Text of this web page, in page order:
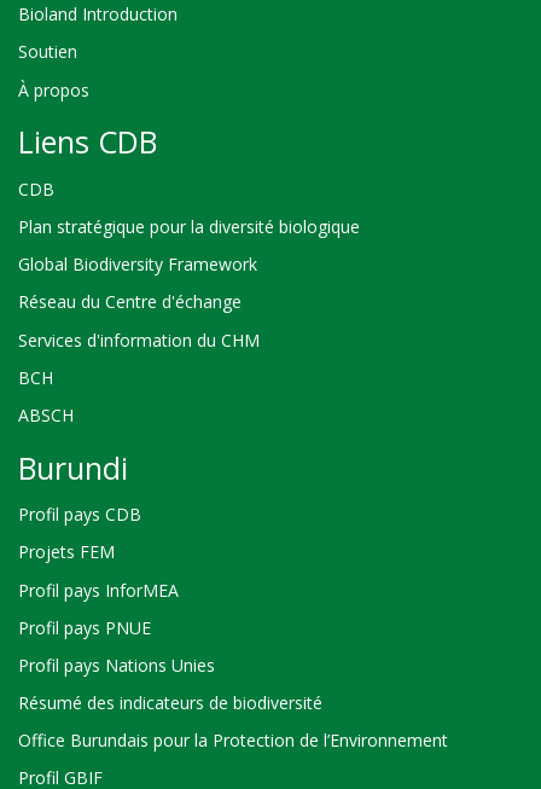
Bioland Introduction
Soutien
À propos
Liens CDB
CDB
Plan stratégique pour la diversité biologique
Global Biodiversity Framework
Réseau du Centre d'échange
Services d'information du CHM
BCH
ABSCH
Burundi
Profil pays CDB
Projets FEM
Profil pays InforMEA
Profil pays PNUE
Profil pays Nations Unies
Résumé des indicateurs de biodiversité
Office Burundais pour la Protection de l’Environnement
Profil GBIF